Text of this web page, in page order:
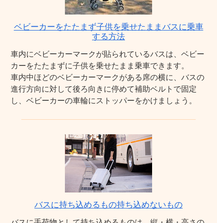
ベビーカーをたたまず子供を乗せたままバスに乗車
する方法
車内にベビーカーマークが貼られているバスは、ベビー
カーをたたまずに子供を乗せたまま乗車できます。
車内中ほどのベビーカーマークがある席の横に、バスの
進行方向に対して後ろ向きに停めて補助ベルトで固定
し、ベビーカーの車輪にストッパーをかけましょう。
バスに持ち込めるもの持ち込めないもの